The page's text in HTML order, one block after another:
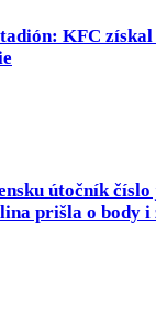
KFC
útočník
prišla o body